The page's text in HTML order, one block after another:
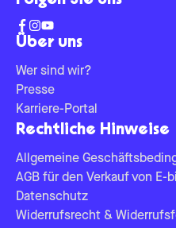
Über uns
Wer sind wir?
Presse
Karriere-Portal
Rechtliche Hinweise
Allgemeine
AGB für den Verkauf von E-
Datenschutz
Widerrufsrecht &